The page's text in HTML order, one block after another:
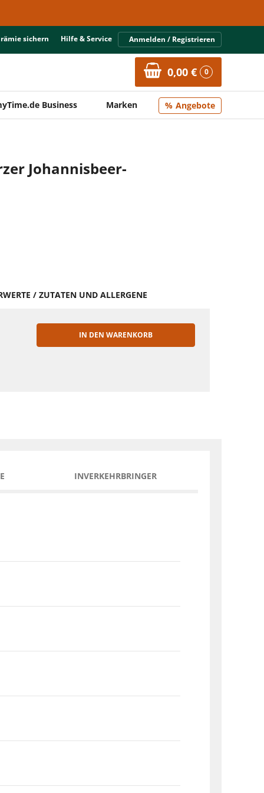
sichern Hilfe & Service Anmelden / Registrieren
0,00 € 0
Business Marken Angebote
Johannisbeer-
/ ZUTATEN UND ALLERGENE
IN DEN WARENKORB
INVERKEHRBRINGER